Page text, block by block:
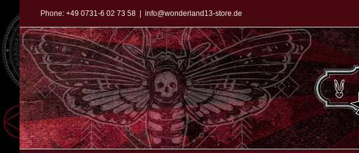
Inhalt
springen
Phone: +49 0731-6 02 73 58 info@wonderland13-store.de